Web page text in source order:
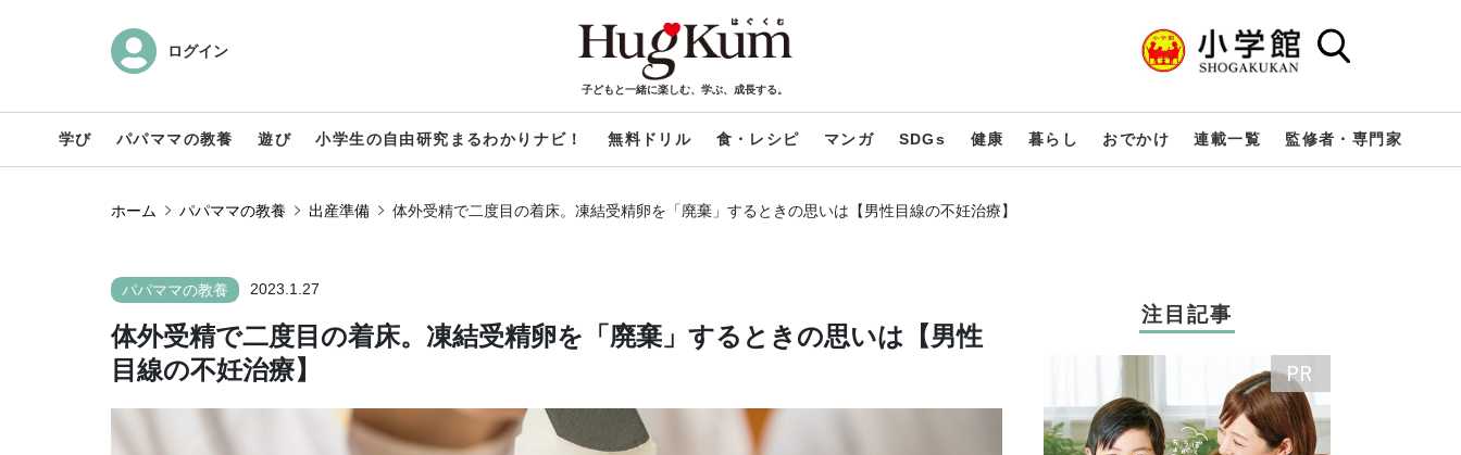
ログイン
子どもと一緒に楽しむ、学ぶ、成長する。
学び パパママの教養 遊び 小学生の自由研究まるわかりナビ！ 無料ドリル 食・レシピ マンガ SDGs 健康 暮らし おでかけ 連載一覧 監修者・専門家
ホーム パパママの教養 出産準備 体外受精で二度目の着床。凍結受精卵を「廃棄」するときの思いは【男性目線の不妊治療】
パパママの教養 2023.1.27
体外受精で二度目の着床。凍結受精卵を「廃棄」するときの思いは【男性
目線の不妊治療】
注目記事